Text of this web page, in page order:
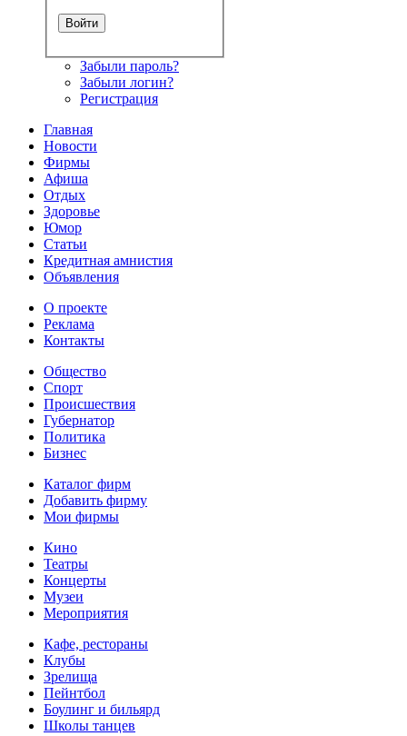
Забыли пароль?
Забыли логин?
Регистрация
Главная
Новости
Фирмы
Афиша
Отдых
Здоровье
Юмор
Статьи
Кредитная амнистия
Объявления
О проекте
Реклама
Контакты
Общество
Спорт
Происшествия
Губернатор
Политика
Бизнес
Каталог фирм
Добавить фирму
Мои фирмы
Кино
Театры
Концерты
Музеи
Мероприятия
Кафе, рестораны
Клубы
Зрелища
Пейнтбол
Боулинг и бильярд
Школы танцев